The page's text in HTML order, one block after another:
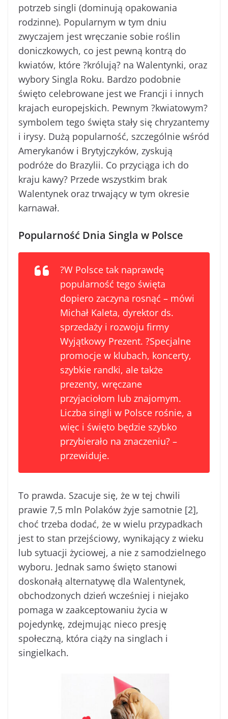
potrzeb singli (dominują opakowania
rodzinne). Popularnym w tym dniu
zwyczajem jest wręczanie sobie roślin
doniczkowych, co jest pewną kontrą do
kwiatów, które ?królują? na Walentynki, oraz
wybory Singla Roku. Bardzo podobnie
święto celebrowane jest we Francji i innych
krajach europejskich. Pewnym ?kwiatowym?
symbolem tego święta stały się chryzantemy
i irysy. Dużą popularność, szczególnie wśród
Amerykanów i Brytyjczyków, zyskują
podróże do Brazylii. Co przyciąga ich do
kraju kawy? Przede wszystkim brak
Walentynek oraz trwający w tym okresie
karnawał.
Popularność Dnia Singla w Polsce
?W Polsce tak naprawdę
popularność tego święta
dopiero zaczyna rosnąć – mówi
Michał Kaleta, dyrektor ds.
sprzedaży i rozwoju firmy
Wyjątkowy Prezent. ?Specjalne
promocje w klubach, koncerty,
szybkie randki, ale także
prezenty, wręczane
przyjaciołom lub znajomym.
Liczba singli w Polsce rośnie, a
więc i święto będzie szybko
przybierało na znaczeniu? –
przewiduje.
To prawda. Szacuje się, że w tej chwili
prawie 7,5 mln Polaków żyje samotnie [2],
choć trzeba dodać, że w wielu przypadkach
jest to stan przejściowy, wynikający z wieku
lub sytuacji życiowej, a nie z samodzielnego
wyboru. Jednak samo święto stanowi
doskonałą alternatywę dla Walentynek,
obchodzonych dzień wcześniej i niejako
pomaga w zaakceptowaniu życia w
pojedynkę, zdejmując nieco presję
społeczną, która ciąży na singlach i
singielkach.